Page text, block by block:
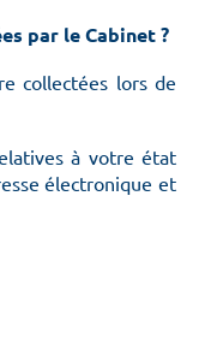
par le Cabinet ?
collectées lors de
à votre état
électronique et